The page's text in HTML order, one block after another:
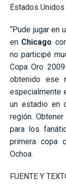
Estados Unidos
“Pude jugar en
en Chicago
no participé
Copa Oro
obtenido ese
especialmente
un estadio en
región.
para los
primera copa
Ochoa.
FUENTE Y